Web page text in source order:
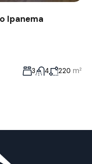
Ipanema
3 4 220 m²